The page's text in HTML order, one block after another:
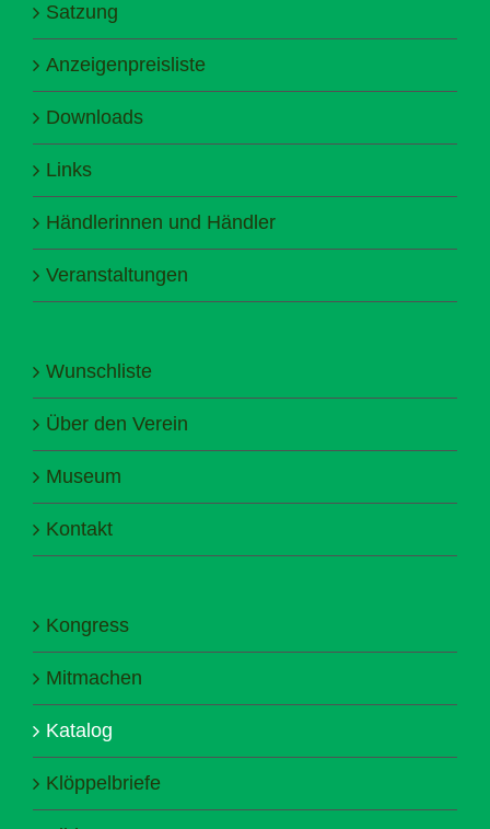
Satzung
Anzeigenpreisliste
Downloads
Links
Händlerinnen und Händler
Veranstaltungen
Wunschliste
Über den Verein
Museum
Kontakt
Kongress
Mitmachen
Katalog
Klöppelbriefe